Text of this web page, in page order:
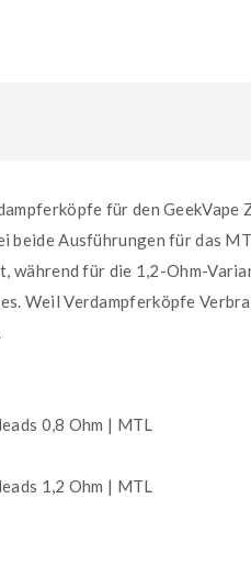
für den
beide Ausführungen für das
während für die 1,2-Ohm-
Weil Verdampferköpfe
0,8 Ohm | MTL
1,2 Ohm | MTL